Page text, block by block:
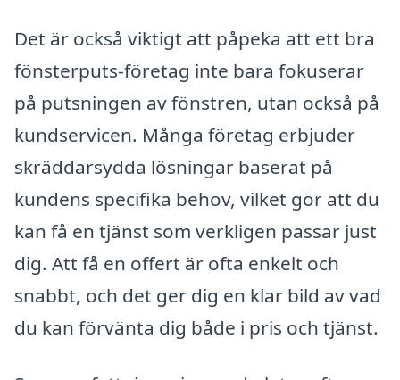
Det är också viktigt att påpeka att ett bra
fönsterputs-företag inte bara fokuserar
på putsningen av fönstren, utan också på
kundservicen. Många företag erbjuder
skräddarsydda lösningar baserat på
kundens specifika behov, vilket gör att du
kan få en tjänst som verkligen passar just
dig. Att få en offert är ofta enkelt och
snabbt, och det ger dig en klar bild av vad
du kan förvänta dig både i pris och tjänst.